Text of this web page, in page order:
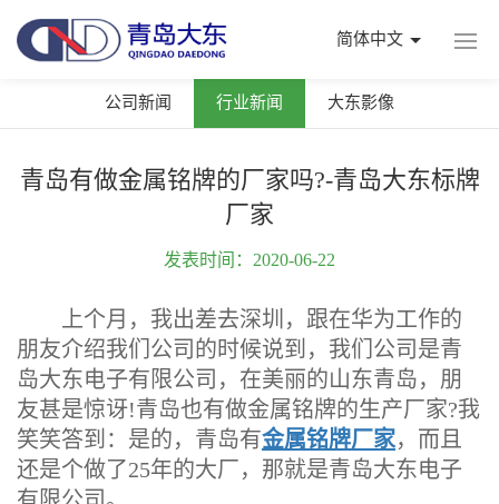
简体中文
公司新闻 行业新闻 大东影像
青岛有做金属铭牌的厂家吗?-青岛大东标牌
厂家
发表时间：2020-06-22
上个月，我出差去深圳，跟在华为工作的
朋友介绍我们公司的时候说到，我们公司是青
岛大东电子有限公司，在美丽的山东青岛，朋
友甚是惊讶!青岛也有做金属铭牌的生产厂家?我
笑笑答到：是的，青岛有金属铭牌厂家，而且
还是个做了25年的大厂，那就是青岛大东电子